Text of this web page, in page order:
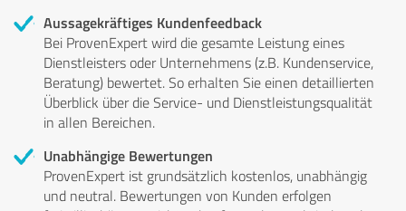
Aussagekräftiges Kundenfeedback
Bei ProvenExpert wird die gesamte Leistung eines
Dienstleisters oder Unternehmens (z.B. Kundenservice,
Beratung) bewertet. So erhalten Sie einen detaillierten
Überblick über die Service- und Dienstleistungsqualität
in allen Bereichen.
Unabhängige Bewertungen
ProvenExpert ist grundsätzlich kostenlos, unabhängig
und neutral. Bewertungen von Kunden erfolgen